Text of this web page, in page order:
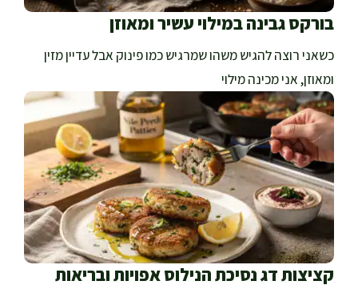
בורקס גבינה במילוי עשיר ומאוזן
כשאני רוצה להגיש משהו שמרגיש כמו פינוק אבל עדיין מזין
ומאוזן, אני מכינה מילוי
קציצות דג נסיכת הנילוס אפויות ובריאות